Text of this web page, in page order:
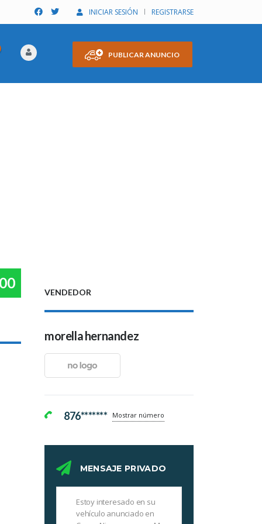
INICIAR SESIÓN REGISTRARSE
PUBLICAR ANUNCIO
VENDEDOR
morella hernandez
876******* Mostrar número
MENSAJE PRIVADO